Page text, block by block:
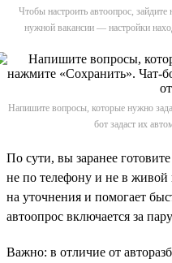
Чтобы настроить автоопрос,
нужной вакансии — настройки
Напишите вопросы, которые нужно
бот задаст их
По сути, вы заранее
не по телефону и не в живой
на уточнения и помогает
автоопрос включается за
Важно: в отличие от